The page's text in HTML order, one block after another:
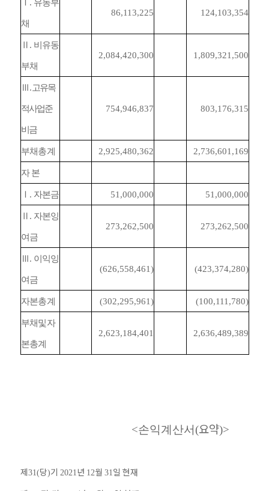
Ⅰ . 유동부
채
86,113,225 124,103,354
Ⅱ . 비유동
부채
2,084,420,300 1,809,321,500
Ⅲ.고유목
적사업준
비금
754,946,837 803,176,315
부채총계 2,925,480,362 2,736,601,169
자 본
Ⅰ . 자본금 51,000,000 51,000,000
Ⅱ . 자본잉
여금
273,262,500 273,262,500
Ⅲ. 이익잉
여금
(626,558,461) (423,374,280)
자본총계 (302,295,961) (100,111,780)
부채및자
본총계
2,623,184,401 2,636,489,389
<손익계산서(요약)>
제 31(당)기 2021년 12월 31일 현재